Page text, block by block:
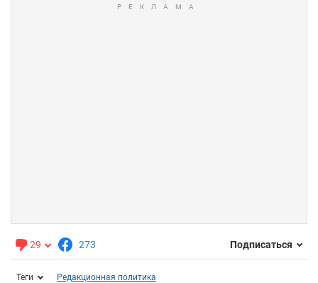
29 273 Подписаться
Теги Редакционная политика